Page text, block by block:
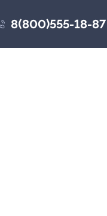
8(800)555-18-87